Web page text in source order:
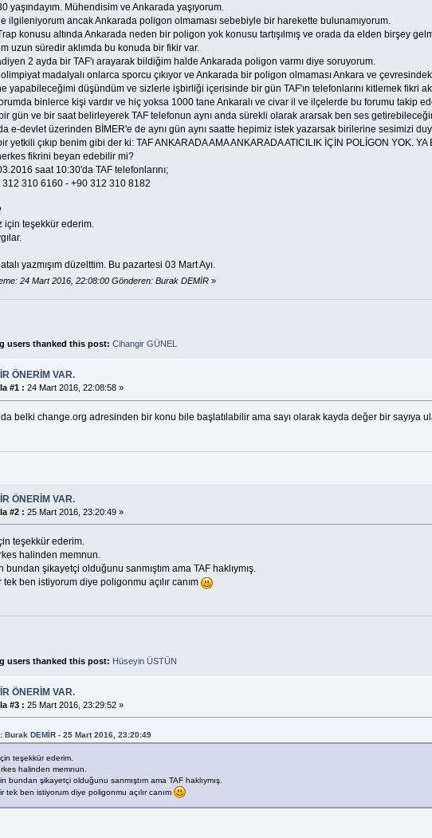
yaşındayım. Mühendisim ve Ankarada yaşıyorum.
ilgileniyorum ancak Ankarada poligon olmaması sebebiyle bir harekette bulunamıyorum.
konusu altında Ankarada neden bir poligon yok konusu tartışılmış ve orada da elden birşey
uzun süredir aklımda bu konuda bir fikir var.
2 ayda bir TAF'ı arayarak bildiğim halde Ankarada poligon varmı diye soruyorum.
madalyalı onlarca sporcu çıkıyor ve Ankarada bir poligon olmaması Ankara ve
yapabileceğimi düşündüm ve sizlerle işbirliği içerisinde bir gün TAF'ın telefonlarını kitlemek fikri
binlerce kişi vardır ve hiç yoksa 1000 tane Ankaralı ve civar il ve ilçelerde bu forumu takip
gün ve bir saat belirleyerek TAF telefonun aynı anda sürekli olarak ararsak ben ses
e-devlet üzerinden BİMER'e de aynı gün aynı saatte hepimiz istek yazarsak birilerine sesimizi
yetkili çıkıp benim gibi der ki: TAF ANKARADA AMA ANKARADA ATICILIK İÇİN POLİGON YOK.
fikrini beyan edebilir mi?
saat 10:30'da TAF telefonlarını;
312 310 6160 - +90 312 310 8182
için teşekkür ederim.
yazmışım düzelttim. Bu pazartesi 03 Mart Ayı.
24 Mart 2016, 22:08:00 Gönderen: Burak DEMİR»
users thanked this post: Cihangir GÜNEL
ÖNERİM VAR.
#1 : 24 Mart 2016, 22:08:58 »
belki change.org adresinden bir konu bile başlatılabilir ama sayı olarak kayda değer bir sayıya
ÖNERİM VAR.
#2 : 25 Mart 2016, 23:20:49 »
teşekkür ederim.
halinden memnun.
bundan şikayetçi olduğunu sanmıştım ama TAF haklıymış.
ben istiyorum diye poligonmu açılır canım
users thanked this post: Hüseyin ÜSTÜN
ÖNERİM VAR.
#3 : 25 Mart 2016, 23:29:52 »
Burak DEMİR - 25 Mart 2016, 23:20:49
teşekkür ederim.
halinden memnun.
bundan şikayetçi olduğunu sanmıştım ama TAF haklıymış.
tek ben istiyorum diye poligonmu açılır canım